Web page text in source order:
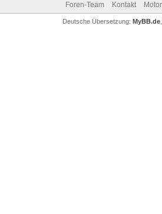
Foren-Team Kontakt
Deutsche Übersetzung: MyBB.de